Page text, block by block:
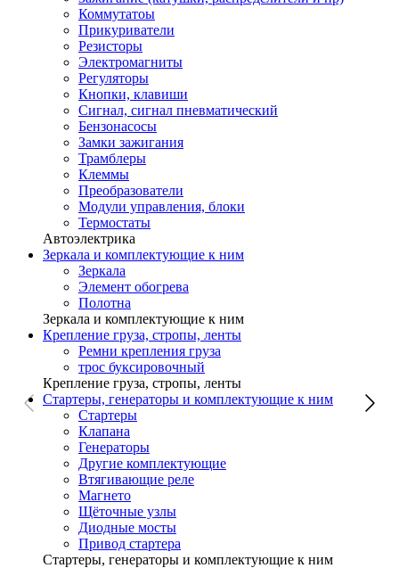
Коммутатоы
Прикуриватели
Резисторы
Электромагниты
Регуляторы
Кнопки, клавиши
Сигнал, сигнал пневматический
Бензонасосы
Замки зажигания
Трамблеры
Клеммы
Преобразователи
Модули управления, блоки
Термостаты
Автоэлектрика
Зеркала и комплектующие к ним
Зеркала
Элемент обогрева
Полотна
Зеркала и комплектующие к ним
Крепление груза, стропы, ленты
Ремни крепления груза
трос буксировочный
Крепление груза, стропы, ленты
Стартеры, генераторы и комплектующие к ним
Стартеры
Клапана
Генераторы
Другие комплектующие
Втягивающие реле
Магнето
Щёточные узлы
Диодные мосты
Привод стартера
Стартеры, генераторы и комплектующие к ним